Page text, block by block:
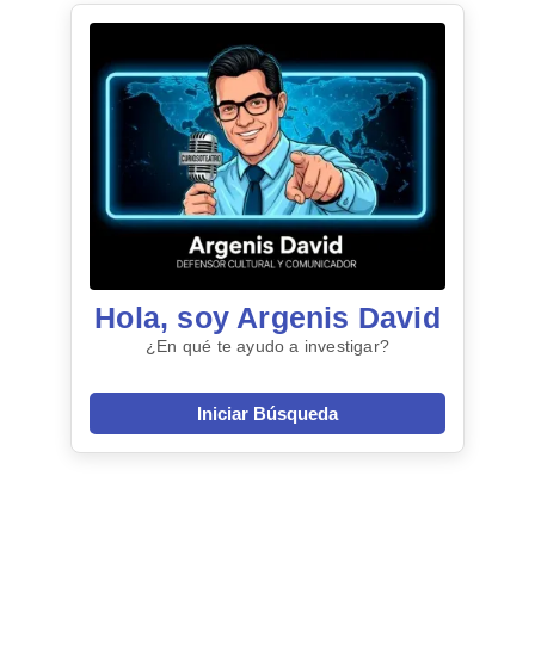
Hola, soy Argenis David
¿En qué te ayudo a investigar?
Iniciar Búsqueda